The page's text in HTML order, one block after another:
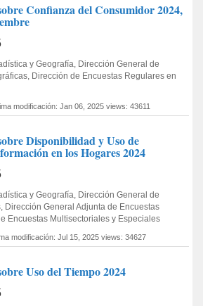
Confianza del Consumidor 2024,
y Geografía, Dirección General de
Dirección de Encuestas Regulares en
modificación: Jan 06, 2025 views: 43611
Disponibilidad y Uso de
en los Hogares 2024
y Geografía, Dirección General de
Dirección General Adjunta de Encuestas
Encuestas Multisectoriales y Especiales
modificación: Jul 15, 2025 views: 34627
Uso del Tiempo 2024